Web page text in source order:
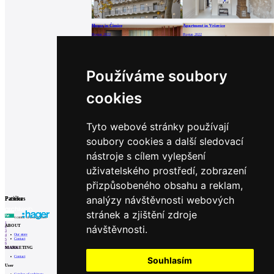
Používáme soubory
cookies
Tyto webové stránky používají
soubory cookies a další sledovací
nástroje s cílem vylepšení
uživatelského prostředí, zobrazení
přizpůsobeného obsahu a reklam,
analýzy návštěvnosti webových
stránek a zjištění zdroje
návštěvnosti.
Souhlasím
House in Čimice
Prague, 2022
Apartment in Vršovice
Prague, 2022
Karpuchina Gallery
Byt Tusarova
Prague, 2021
Partners
1
2
3
4
5
6
PrevNext
Patička
internet center of architecture
ABOUT
Our store
Contact
MARKETING
Contact
User